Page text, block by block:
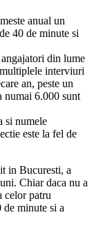
din lume
interviuri
an, peste un
numai 6.000 sunt
si numele
este la fel de
in Bucuresti, a
Chiar daca nu a
celor patru
minute si a